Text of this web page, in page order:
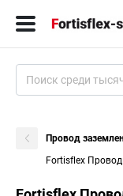
Провод
Fortisflex